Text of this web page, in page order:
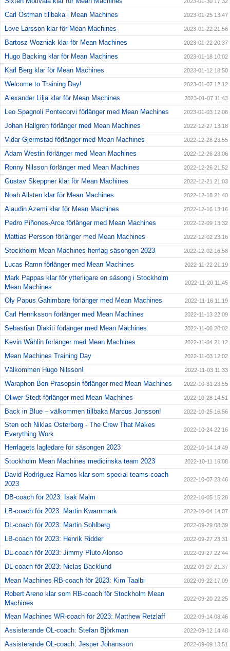
Carl Östman tillbaka i Mean Machines 2023-01-25 13:47
Love Larsson klar för Mean Machines 2023-01-22 21:56
Bartosz Wozniak klar för Mean Machines 2023-01-22 20:37
Hugo Backing klar för Mean Machines 2023-01-18 10:02
Karl Berg klar för Mean Machines 2023-01-12 18:50
Welcome to Training Day! 2023-01-07 12:12
Alexander Lilja klar för Mean Machines 2023-01-07 11:43
Leo Spagnoli Pontecorvi förlänger med Mean Machines 2023-01-03 12:06
Johan Hallgren förlänger med Mean Machines 2022-12-27 13:18
Vidar Gjermstad förlänger med Mean Machines 2022-12-26 23:55
Adam Westin förlänger med Mean Machines 2022-12-26 23:06
Ronny Nilsson förlänger med Mean Machines 2022-12-26 21:52
Gustav Skeppner klar för Mean Machines 2022-12-21 21:03
Noah Allsten klar för Mean Machines 2022-12-18 21:40
Alaudin Azemi klar för Mean Machines 2022-12-16 13:16
Pedro Piñones-Arce förlänger med Mean Machines 2022-12-09 13:32
Mattias Persson förlänger med Mean Machines 2022-12-02 23:16
Stockholm Mean Machines herrlag säsongen 2023 2022-12-02 16:58
Lucas Ramn förlänger med Mean Machines 2022-11-22 21:19
Mark Pappas klar för ytterligare en säsong i Stockholm
Mean Machines
2022-11-20 11:45
Oly Papus Gahimbare förlänger med Mean Machines 2022-11-16 11:19
Carl Henriksson förlänger med Mean Machines 2022-11-13 22:09
Sebastian Diakiti förlänger med Mean Machines 2022-11-08 20:02
Kevin Wåhlin förlänger med Mean Machines 2022-11-04 21:12
Mean Machines Training Day 2022-11-03 12:02
Välkommen Hugo Nilsson! 2022-11-03 11:33
Waraphon Ben Prasopsin förlänger med Mean Machines 2022-10-31 23:55
Oliwer Stedt förlänger med Mean Machines 2022-10-28 14:51
Back in Blue – välkommen tillbaka Marcus Jonsson! 2022-10-25 16:56
Sten och Niklas Österberg - The Crew That Makes
Everything Work
2022-10-24 22:16
Herrlagets lagledare för säsongen 2023 2022-10-14 14:49
Stockholm Mean Machines medicinska team 2023 2022-10-11 16:08
David Rodríguez Ramos klar som special teams-coach
2023
2022-10-07 23:46
DB-coach för 2023: Isak Malm 2022-10-05 15:28
LB-coach för 2023: Martin Kwarnmark 2022-10-04 14:07
DL-coach för 2023: Martin Sohlberg 2022-09-29 08:39
LB-coach för 2023: Henrik Ridder 2022-09-27 23:31
DL-coach för 2023: Jimmy Pluto Alonso 2022-09-27 22:44
DL-coach för 2023: Niclas Backlund 2022-09-27 21:37
Mean Machines RB-coach för 2023: Kim Taalbi 2022-09-22 17:09
Robert Areno klar som RB-coach för Stockholm Mean
Machines
2022-09-20 22:25
Mean Machines WR-coach för 2023: Matthew Retzlaff 2022-09-14 08:46
Assisterande OL-coach: Stefan Björkman 2022-09-12 14:48
Assisterande OL-coach: Jesper Johansson 2022-09-09 13:51